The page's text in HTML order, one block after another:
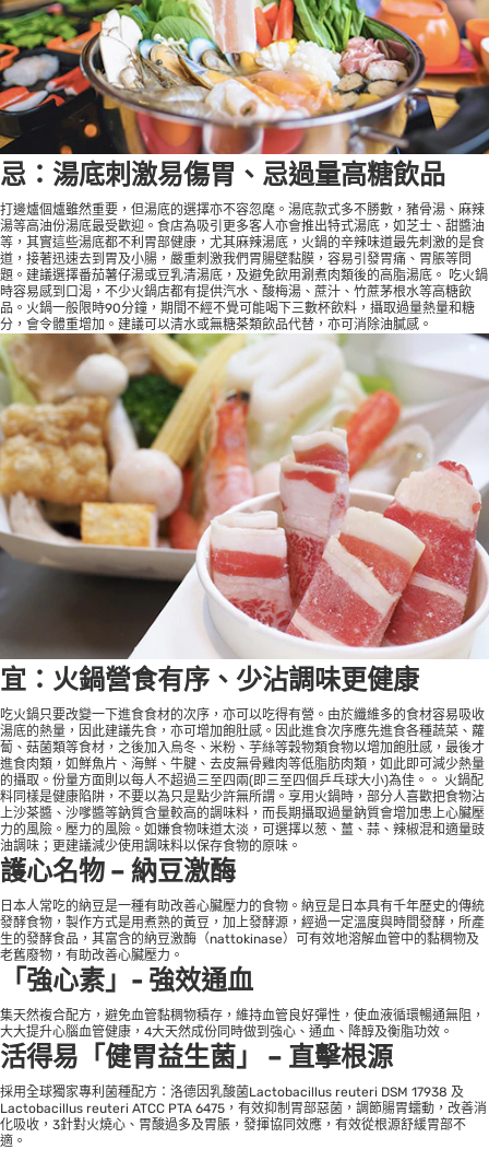
忌：湯底刺激易傷胃、忌過量高糖飲品
打邊爐個爐雖然重要，但湯底的選擇亦不容忽麾。湯底款式多不勝數，豬骨湯、麻辣
湯等高油份湯底最受歡迎。食店為吸引更多客人亦會推出特式湯底，如芝士、甜醬油
等，其實這些湯底都不利胃部健康，尤其麻辣湯底，火鍋的辛辣味道最先刺激的是食
道，接著迅速去到胃及小腸，嚴重刺激我們胃腸壁黏膜，容易引發胃痛、胃脹等問
題。建議選擇番茄薯仔湯或豆乳清湯底，及避免飲用涮煮肉類後的高脂湯底。 吃火鍋
時容易感到口渴，不少火鍋店都有提供汽水、酸梅湯、蔗汁、竹蔗茅根水等高糖飲
品。火鍋一般限時90分鐘，期間不經不覺可能喝下三數杯飲料，攝取過量熱量和糖
分，會令體重增加。建議可以清水或無糖茶類飲品代替，亦可消除油膩感。
宜：火鍋營食有序、少沾調味更健康
吃火鍋只要改變一下進食食材的次序，亦可以吃得有營。由於纖維多的食材容易吸收
湯底的熱量，因此建議先食，亦可增加飽肚感。因此進食次序應先進食各種蔬菜、蘿
蔔、菇菌類等食材，之後加入烏冬、米粉、芋絲等穀物類食物以增加飽肚感，最後才
進食肉類，如鮮魚片、海鮮、牛腱、去皮無骨雞肉等低脂肪肉類，如此即可減少熱量
的攝取。份量方面則以每人不超過三至四兩(即三至四個乒乓球大小)為佳。。 火鍋配
料同樣是健康陷阱，不要以為只是點少許無所謂。享用火鍋時，部分人喜歡把食物沾
上沙茶醬、沙嗲醬等鈉質含量較高的調味料，而長期攝取過量鈉質會增加患上心臟壓
力的風險。壓力的風險。如嫌食物味道太淡，可選擇以葱、薑、蒜、辣椒混和適量豉
油調味；更建議減少使用調味料以保存食物的原味。
護心名物 – 納豆激酶
日本人常吃的納豆是一種有助改善心臟壓力的食物。納豆是日本具有千年歷史的傳統
發酵食物，製作方式是用煮熟的黃豆，加上發酵源，經過一定溫度與時間發酵，所產
生的發酵食品，其富含的納豆激酶（nattokinase）可有效地溶解血管中的黏稠物及
老舊廢物，有助改善心臟壓力。
「強心素」- 強效通血
集天然複合配方，避免血管黏稠物積存，維持血管良好彈性，使血液循環暢通無阻，
大大提升心腦血管健康，4大天然成份同時做到強心、通血、降醇及衡脂功效。
活得易「健胃益生菌」 – 直擊根源
採用全球獨家專利菌種配方：洛德因乳酸菌Lactobacillus reuteri DSM 17938 及
Lactobacillus reuteri ATCC PTA 6475，有效抑制胃部惡菌，調節腸胃蠕動，改善消
化吸收，3針對火燒心、胃酸過多及胃脹，發揮協同效應，有效從根源舒緩胃部不
適。